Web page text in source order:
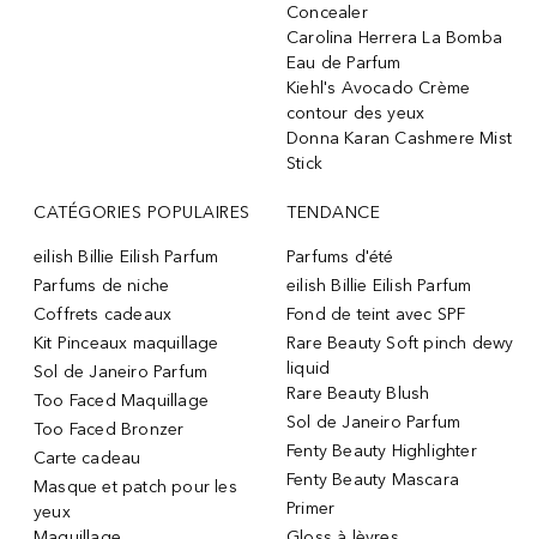
Concealer
Carolina Herrera La Bomba
Eau de Parfum
Kiehl's Avocado Crème
contour des yeux
Donna Karan Cashmere Mist
Stick
CATÉGORIES POPULAIRES
eilish Billie Eilish Parfum
Parfums de niche
Coffrets cadeaux
Kit Pinceaux maquillage
Sol de Janeiro Parfum
Too Faced Maquillage
Too Faced Bronzer
Carte cadeau
Masque et patch pour les
yeux
TENDANCE
Parfums d'été
eilish Billie Eilish Parfum
Fond de teint avec SPF
Rare Beauty Soft pinch dewy
liquid
Rare Beauty Blush
Sol de Janeiro Parfum
Fenty Beauty Highlighter
Fenty Beauty Mascara
Primer